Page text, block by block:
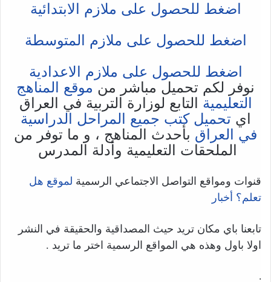
اضغط للحصول على ملازم الابتدائية
اضغط للحصول على ملازم المتوسطة
اضغط للحصول على ملازم الاعدادية
نوفر لكم تحميل مباشر من موقع المناهج
التعليمية التابع لوزارة التربية في العراق
اي تحميل كتب جميع المراحل الدراسية
في العراق بأحدث المناهج ، و ما توفر من
الملحقات التعليمية وأدلة المدرس
قنوات ومواقع التواصل الاجتماعي الرسمية لموقع هل
تعلم؟ أخبار
تابعنا باي مكان تريد حيث المصداقية والحقيقة في النشر
اولا باول وهذه هي المواقع الرسمية اختر ما تريد .
.